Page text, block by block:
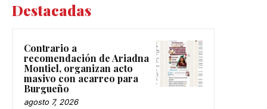
Destacadas
Contrario a
recomendación de Ariadna
Montiel, organizan acto
masivo con acarreo para
Burgueño
agosto 7, 2026